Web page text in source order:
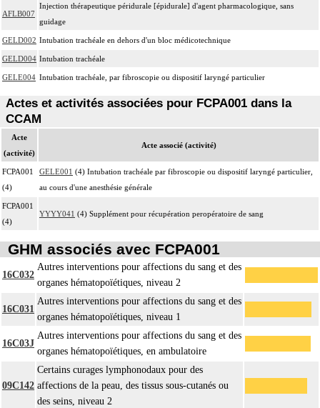
AFLB007
Injection thérapeutique péridurale [épidurale] d'agent pharmacologique, sans
guidage
GELD002 Intubation trachéale en dehors d'un bloc médicotechnique
GELD004 Intubation trachéale
GELE004 Intubation trachéale, par fibroscopie ou dispositif laryngé particulier
Actes et activités associées pour FCPA001 dans la
CCAM
Acte
(activité)
Acte associé (activité)
FCPA001
(4)
GELE001 (4) Intubation trachéale par fibroscopie ou dispositif laryngé particulier,
au cours d'une anesthésie générale
FCPA001
(4)
YYYY041 (4) Supplément pour récupération peropératoire de sang
GHM associés avec FCPA001
16C032
Autres interventions pour affections du sang et des
organes hématopoïétiques, niveau 2
16C031
Autres interventions pour affections du sang et des
organes hématopoïétiques, niveau 1
16C03J
Autres interventions pour affections du sang et des
organes hématopoïétiques, en ambulatoire
09C142
Certains curages lymphonodaux pour des
affections de la peau, des tissus sous-cutanés ou
des seins, niveau 2